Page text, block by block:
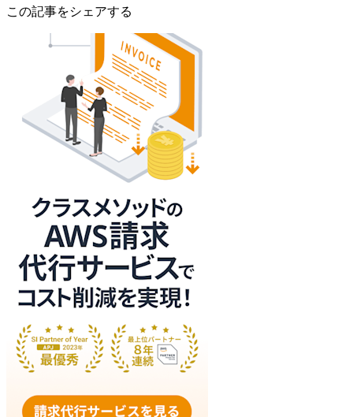
この記事をシェアする